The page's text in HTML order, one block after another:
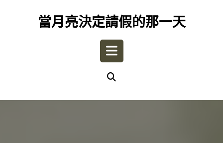
當月亮決定請假的那一天
Open